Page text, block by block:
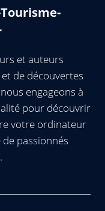
et auteurs
de découvertes
engageons à
pour découvrir
votre ordinateur
passionnés